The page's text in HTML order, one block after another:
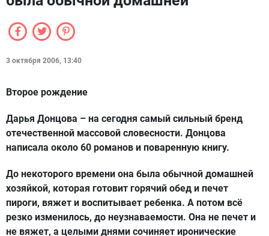
3 октября 2006, 13:40
Второе рождение
Дарья Донцова – на сегодня самый сильный бренд
отечественной массовой словесности. Донцова
написала около 60 романов и поваренную книгу.
До некоторого времени она была обычной домашней
хозяйкой, которая готовит горячий обед и печет
пироги, вяжет и воспитывает ребенка. А потом всё
резко изменилось, до неузнаваемости. Она не печет и
не вяжет, а целыми днями сочиняет иронические